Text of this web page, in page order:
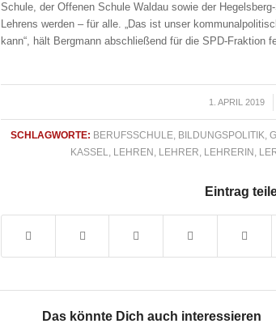
Schule, der Offenen Schule Waldau sowie der
Lehrens werden – für alle. „Das ist unser
kann“, hält Bergmann abschließend für die SPD-Fraktion
1. APRIL 2019
/
SCHLAGWORTE: BERUFSSCHULE, BILDUNGSPOLITIK
KASSEL
LEHREN LEHRER LEHRERIN
Eintrag
Das könnte Dich auch interessieren